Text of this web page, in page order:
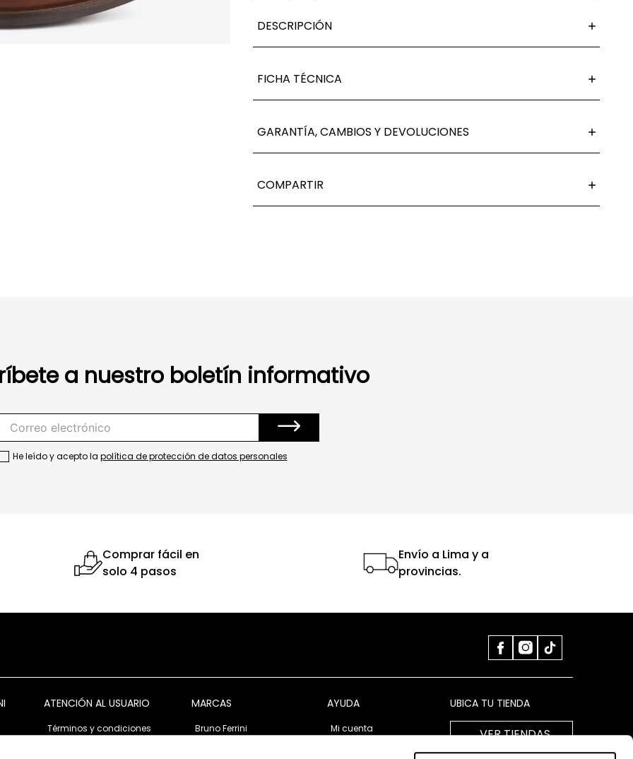
DESCRIPCIÓN
FICHA TÉCNICA
GARANTÍA, CAMBIOS Y DEVOLUCIONES
COMPARTIR
a nuestro boletín informativo
He leído y acepto la política de protección de datos personales
Comprar fácil en
solo 4 pasos
Envío a Lima y a
provincias.
ATENCIÓN AL USUARIO
Términos y condiciones
MARCAS
Bruno Ferrini
AYUDA
Mi cuenta
UBICA TU TIENDA
VER TIENDAS